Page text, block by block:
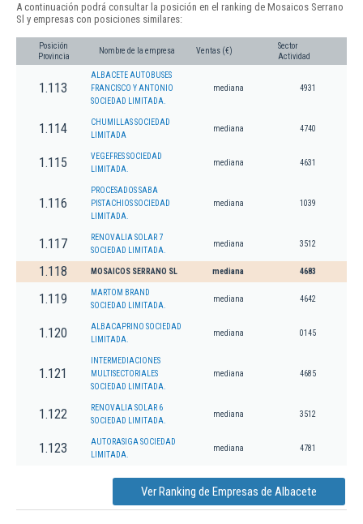
A continuación podrá consultar la posición en el ranking de Mosaicos Serrano
Sl y empresas con posiciones similares:
Posición
Provincia
Nombre de la empresa Ventas (€)
Sector
Actividad
1.113
ALBACETE AUTOBUSES
FRANCISCO Y ANTONIO
SOCIEDAD LIMITADA.
mediana 4931
1.114
CHUMILLAS SOCIEDAD
LIMITADA
mediana 4740
1.115
VEGEFRES SOCIEDAD
LIMITADA.
mediana 4631
1.116
PROCESADOS SABA
PISTACHIOS SOCIEDAD
LIMITADA.
mediana 1039
1.117
RENOVALIA SOLAR 7
SOCIEDAD LIMITADA.
mediana 3512
1.118 MOSAICOS SERRANO SL mediana 4683
1.119
MARTOM BRAND
SOCIEDAD LIMITADA.
mediana 4642
1.120
ALBACAPRINO SOCIEDAD
LIMITADA.
mediana 0145
1.121
INTERMEDIACIONES
MULTISECTORIALES
SOCIEDAD LIMITADA.
mediana 4685
1.122
RENOVALIA SOLAR 6
SOCIEDAD LIMITADA.
mediana 3512
1.123
AUTORASIGA SOCIEDAD
LIMITADA.
mediana 4781
Ver Ranking de Empresas de Albacete